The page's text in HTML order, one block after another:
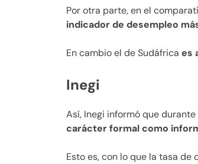
Por otra parte, en el
indicador de desempleo
En cambio el de Sudáfrica es
Inegi
Así, Inegi informó que
carácter formal como
Esto es, con lo que la tasa de